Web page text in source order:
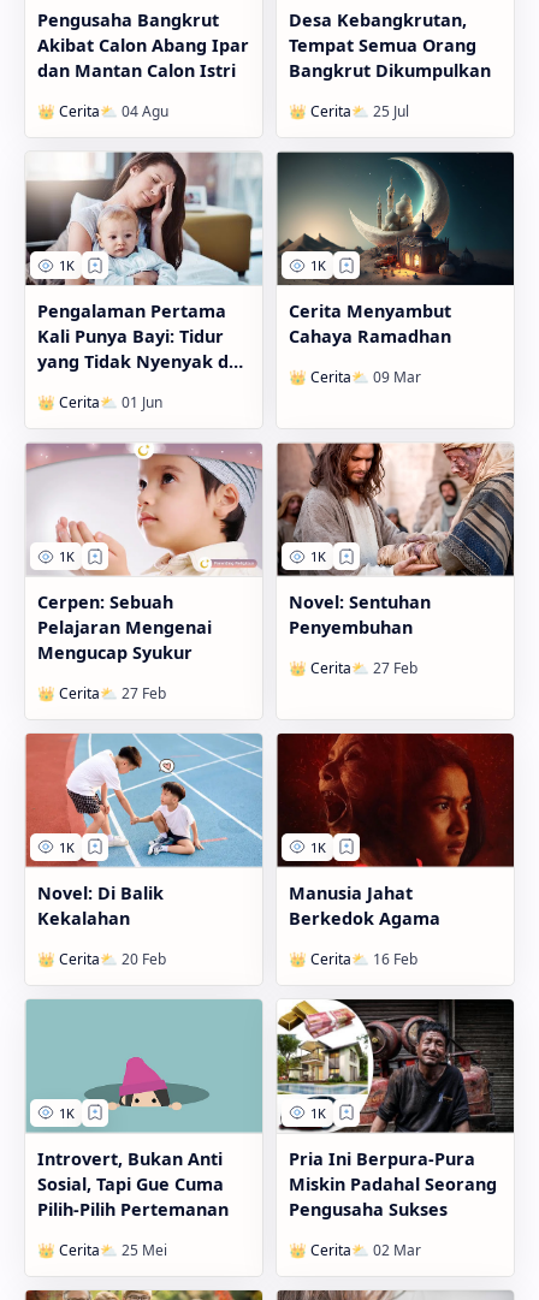
Pengusaha Bangkrut
Akibat Calon Abang Ipar
dan Mantan Calon Istri
Desa Kebangkrutan,
Tempat Semua Orang
Bangkrut Dikumpulkan
Pengalaman Pertama
Kali Punya Bayi: Tidur
yang Tidak Nyenyak dan
Cerita Menyambut
Cahaya Ramadhan
Cerpen: Sebuah
Pelajaran Mengenai
Mengucap Syukur
Novel: Sentuhan
Penyembuhan
Novel: Di Balik
Kekalahan
Manusia Jahat
Berkedok Agama
Introvert, Bukan Anti
Sosial, Tapi Gue Cuma
Pilih-Pilih Pertemanan
Pria Ini Berpura-Pura
Miskin Padahal Seorang
Pengusaha Sukses